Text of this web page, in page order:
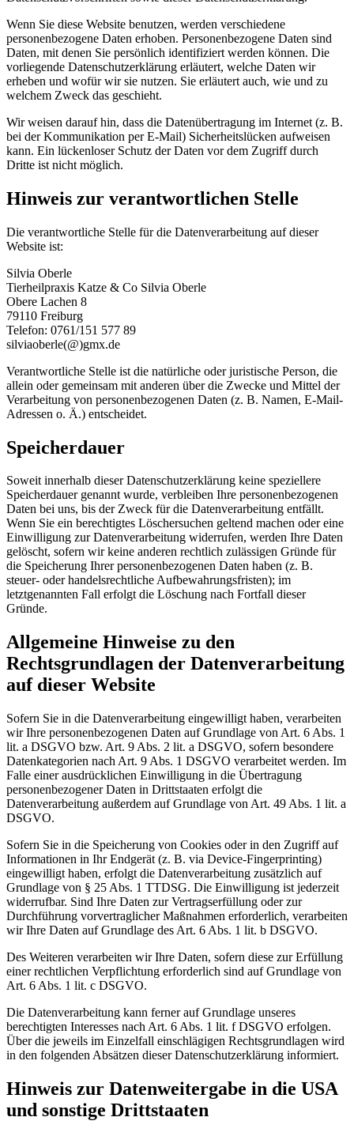
Wenn Sie diese Website benutzen, werden verschiedene
personenbezogene Daten erhoben. Personenbezogene Daten sind
Daten, mit denen Sie persönlich identifiziert werden können. Die
vorliegende Datenschutzerklärung erläutert, welche Daten wir
erheben und wofür wir sie nutzen. Sie erläutert auch, wie und zu
welchem Zweck das geschieht.
Wir weisen darauf hin, dass die Datenübertragung im Internet (z. B.
bei der Kommunikation per E-Mail) Sicherheitslücken aufweisen
kann. Ein lückenloser Schutz der Daten vor dem Zugriff durch
Dritte ist nicht möglich.
Hinweis zur verantwortlichen Stelle
Die verantwortliche Stelle für die Datenverarbeitung auf dieser
Website ist:
Silvia Oberle
Tierheilpraxis Katze & Co Silvia Oberle
Obere Lachen 8
79110 Freiburg
Telefon: 0761/151 577 89
silviaoberle(@)gmx.de
Verantwortliche Stelle ist die natürliche oder juristische Person, die
allein oder gemeinsam mit anderen über die Zwecke und Mittel der
Verarbeitung von personenbezogenen Daten (z. B. Namen, E-Mail-
Adressen o. Ä.) entscheidet.
Speicherdauer
Soweit innerhalb dieser Datenschutzerklärung keine speziellere
Speicherdauer genannt wurde, verbleiben Ihre personenbezogenen
Daten bei uns, bis der Zweck für die Datenverarbeitung entfällt.
Wenn Sie ein berechtigtes Löschersuchen geltend machen oder eine
Einwilligung zur Datenverarbeitung widerrufen, werden Ihre Daten
gelöscht, sofern wir keine anderen rechtlich zulässigen Gründe für
die Speicherung Ihrer personenbezogenen Daten haben (z. B.
steuer- oder handelsrechtliche Aufbewahrungsfristen); im
letztgenannten Fall erfolgt die Löschung nach Fortfall dieser
Gründe.
Allgemeine Hinweise zu den
Rechtsgrundlagen der Datenverarbeitung
auf dieser Website
Sofern Sie in die Datenverarbeitung eingewilligt haben, verarbeiten
wir Ihre personenbezogenen Daten auf Grundlage von Art. 6 Abs. 1
lit. a DSGVO bzw. Art. 9 Abs. 2 lit. a DSGVO, sofern besondere
Datenkategorien nach Art. 9 Abs. 1 DSGVO verarbeitet werden. Im
Falle einer ausdrücklichen Einwilligung in die Übertragung
personenbezogener Daten in Drittstaaten erfolgt die
Datenverarbeitung außerdem auf Grundlage von Art. 49 Abs. 1 lit. a
DSGVO.
Sofern Sie in die Speicherung von Cookies oder in den Zugriff auf
Informationen in Ihr Endgerät (z. B. via Device-Fingerprinting)
eingewilligt haben, erfolgt die Datenverarbeitung zusätzlich auf
Grundlage von § 25 Abs. 1 TTDSG. Die Einwilligung ist jederzeit
widerrufbar. Sind Ihre Daten zur Vertragserfüllung oder zur
Durchführung vorvertraglicher Maßnahmen erforderlich, verarbeiten
wir Ihre Daten auf Grundlage des Art. 6 Abs. 1 lit. b DSGVO.
Des Weiteren verarbeiten wir Ihre Daten, sofern diese zur Erfüllung
einer rechtlichen Verpflichtung erforderlich sind auf Grundlage von
Art. 6 Abs. 1 lit. c DSGVO.
Die Datenverarbeitung kann ferner auf Grundlage unseres
berechtigten Interesses nach Art. 6 Abs. 1 lit. f DSGVO erfolgen.
Über die jeweils im Einzelfall einschlägigen Rechtsgrundlagen wird
in den folgenden Absätzen dieser Datenschutzerklärung informiert.
Hinweis zur Datenweitergabe in die USA
und sonstige Drittstaaten